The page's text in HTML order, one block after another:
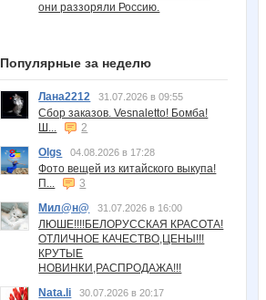
они раззоряли Россию.
Популярные за неделю
Лана2212 31.07.2026 в 09:55
Сбор заказов. Vesnaletto! Бомба!
Ш...
2
Olgs
04.08.2026 в 17:28
Фото вещей из китайского выкупа!
П...
3
Мил@н@
31.07.2026 в 16:00
ЛЮШЕ!!!!БЕЛОРУССКАЯ КРАСОТА!
ОТЛИЧНОЕ КАЧЕСТВО,ЦЕНЫ!!!
КРУТЫЕ
НОВИНКИ,РАСПРОДАЖА!!!
Nata.li
30.07.2026 в 20:17